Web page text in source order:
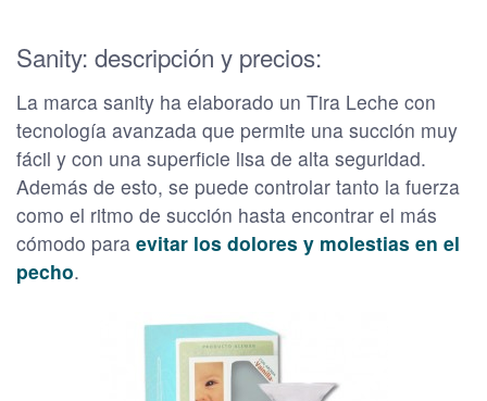
Sanity: descripción y precios:
La marca sanity ha elaborado un Tira Leche con
tecnología avanzada que permite una succión muy
fácil y con una superficie lisa de alta seguridad.
Además de esto, se puede controlar tanto la fuerza
como el ritmo de succión hasta encontrar el más
cómodo para evitar los dolores y molestias en el
pecho.